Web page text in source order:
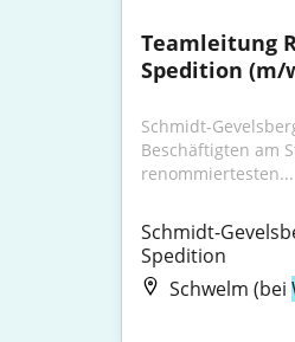
Teamleitung
Spedition (m/
Schmidt-
Beschäftigten am
renommiertesten...
Schmidt-
Spedition
Schwelm (bei